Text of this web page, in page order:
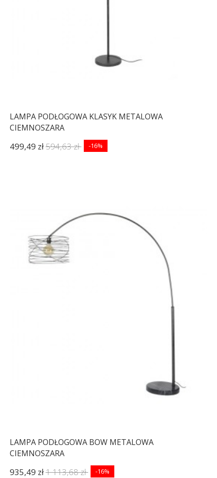
LAMPA PODŁOGOWA KLASYK METALOWA
CIEMNOSZARA
499,49 zł594,63 zł -16%
LAMPA PODŁOGOWA BOW METALOWA
CIEMNOSZARA
935,49 zł1 113,68 zł -16%